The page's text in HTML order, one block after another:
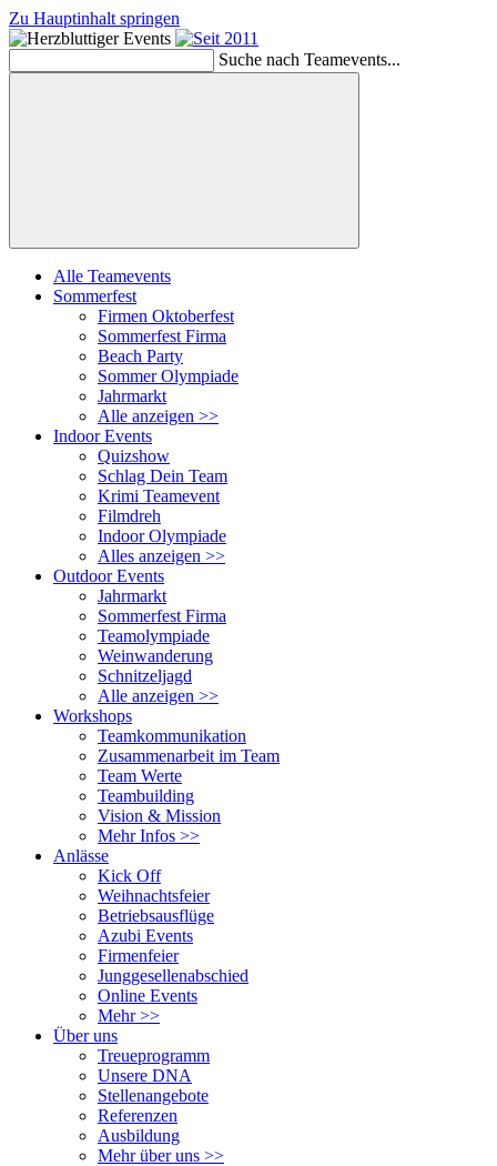
Zu Hauptinhalt springen
Suche nach Teamevents...
Alle Teamevents
Sommerfest
Firmen Oktoberfest
Sommerfest Firma
Beach Party
Sommer Olympiade
Jahrmarkt
Alle anzeigen >>
Indoor Events
Quizshow
Schlag Dein Team
Krimi Teamevent
Filmdreh
Indoor Olympiade
Alles anzeigen >>
Outdoor Events
Jahrmarkt
Sommerfest Firma
Teamolympiade
Weinwanderung
Schnitzeljagd
Alle anzeigen >>
Workshops
Teamkommunikation
Zusammenarbeit im Team
Team Werte
Teambuilding
Vision & Mission
Mehr Infos >>
Anlässe
Kick Off
Weihnachtsfeier
Betriebsausflüge
Azubi Events
Firmenfeier
Junggesellenabschied
Online Events
Mehr >>
Über uns
Treueprogramm
Unsere DNA
Stellenangebote
Referenzen
Ausbildung
Mehr über uns >>